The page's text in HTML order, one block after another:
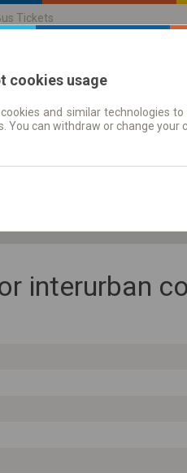
Tickets
Journey planner |
interurban
cookies usage
and similar technologies
You can withdraw or change